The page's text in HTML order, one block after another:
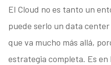
El Cloud no es tanto un
puede serlo un data
que va mucho más allá,
estrategia completa. Es en